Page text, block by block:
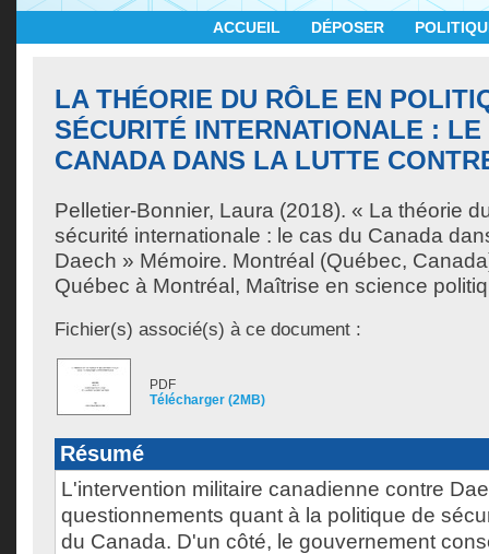
ACCUEIL DÉPOSER
LA THÉORIE DU RÔLE EN
SÉCURITÉ INTERNATIONALE : LE
CANADA DANS LA LUTTE
Pelletier-Bonnier, Laura (2018). « La théorie
sécurité internationale : le cas du Canada
Daech » Mémoire. Montréal (Québec,
Québec à Montréal, Maîtrise en science
Fichier(s) associé(s) à ce document :
PDF
Télécharger (2MB)
Résumé
L'intervention militaire canadienne contre
questionnements quant à la politique de
du Canada. D'un côté, le gouvernement